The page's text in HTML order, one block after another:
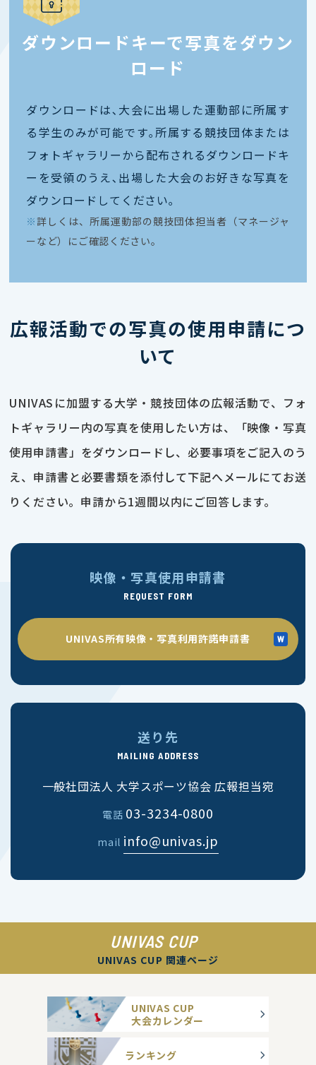
ダウンロードキーで写真をダウン
ロード
ダウンロードは､大会に出場した運動部に所属す
る学生のみが可能です｡所属する競技団体または
フォトギャラリーから配布されるダウンロードキ
ーを受領のうえ､出場した大会のお好きな写真を
ダウンロードしてください｡
※ 詳しくは、所属運動部の競技団体担当者（マネージャ
ーなど）にご確認ください。
広報活動での写真の使用申請につ
いて
UNIVASに加盟する大学・競技団体の広報活動で、フォ
トギャラリー内の写真を使用したい方は、「映像・写真
使用申請書」をダウンロードし、必要事項をご記入のう
え、申請書と必要書類を添付して下記へメールにてお送
りください。申請から1週間以内にご回答します。
映像・写真使用申請書
REQUEST FORM
UNIVAS所有映像・写真利用許諾申請書
送り先
MAILING ADDRESS
一般社団法人 大学スポーツ協会 広報担当宛
電話 03-3234-0800
mail info@univas.jp
UNIVAS CUP
UNIVAS CUP 関連ページ
UNIVAS CUP
大会カレンダー
ランキング